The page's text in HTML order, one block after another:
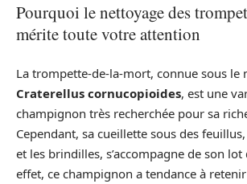
Pourquoi le nettoyage des
mérite toute votre attention
La trompette-de-la-mort, connue sous le
Craterellus cornucopioides, est une
champignon très recherchée pour sa
Cependant, sa cueillette sous des
et les brindilles, s’accompagne de son lot
effet, ce champignon a tendance à